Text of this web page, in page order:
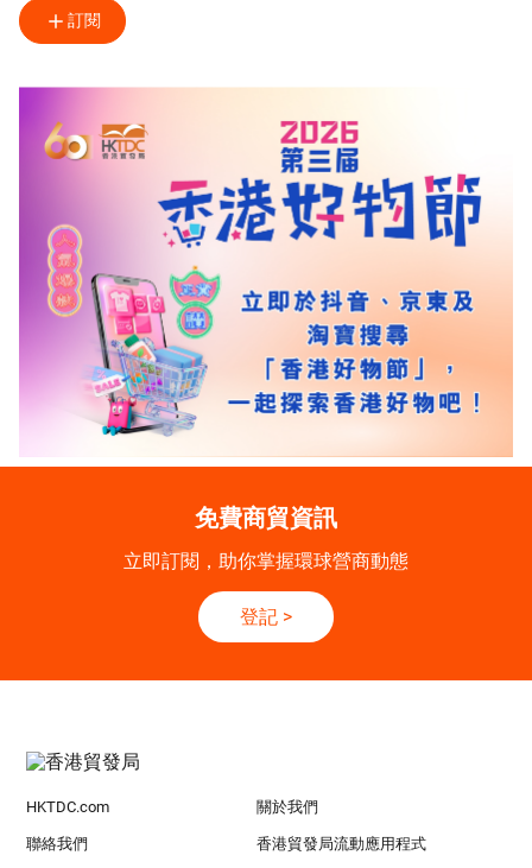
訂閱
免費商貿資訊
立即訂閱，助你掌握環球營商動態
登記 >
HKTDC.com 關於我們
聯絡我們 香港貿發局流動應用程式